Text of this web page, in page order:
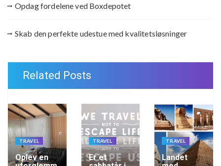
Opdag fordelene ved Boxdepotet
Skab den perfekte udestue med kvalitetsløsninger
Related Posts
TRAVEL
Oplev en
TRAVEL
Er et
TRAVEL
Landet